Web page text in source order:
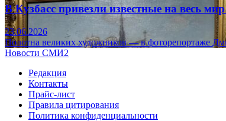
В Кузбасс привезли известные на весь
23.06.2026
Полотна великих художников — в фоторепортаже
Новости СМИ2
Редакция
Контакты
Прайс-лист
Правила цитирования
Политика конфиденциальности